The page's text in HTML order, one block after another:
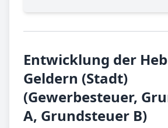
Entwicklung der
Geldern (Stadt)
(Gewerbesteuer,
A, Grundsteuer B)